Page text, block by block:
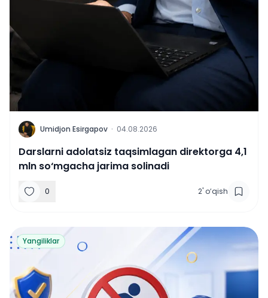
U Umidjon Esirgapov · 04.08.2026
Darslarni adolatsiz taqsimlagan direktorga 4,1
mln so‘mgacha jarima solinadi
0 2' o‘qish
Yangiliklar